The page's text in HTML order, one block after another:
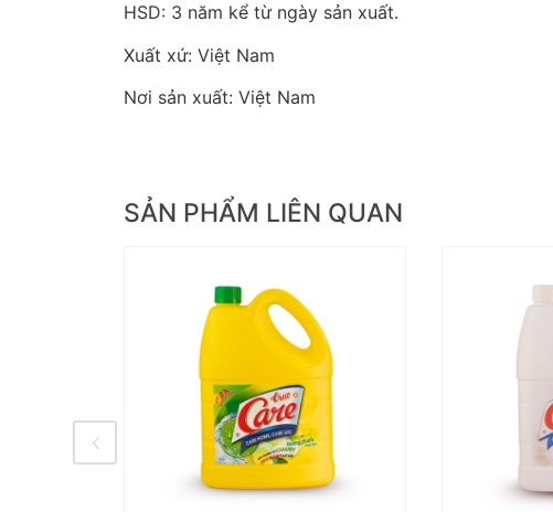
HSD: 3 năm kể từ ngày sản xuất.
Xuất xứ: Việt Nam
Nơi sản xuất: Việt Nam
SẢN PHẨM LIÊN QUAN